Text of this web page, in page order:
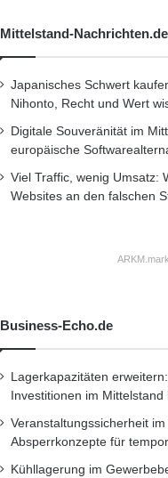
Mittelstand-
Japanisches Schwert
Nihonto, Recht und Wert
Digitale Souveränität im
europäische
Viel Traffic, wenig Umsatz:
Websites an den falschen
Business-Echo.de
Lagerkapazitäten
Investitionen im Mittelstand
Veranstaltungssicherheit
Absperrkonzepte für
Kühllagerung im